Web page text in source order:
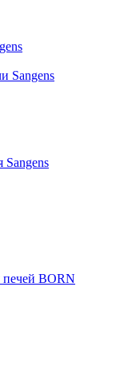
Sangens
Sangens
печей BORN